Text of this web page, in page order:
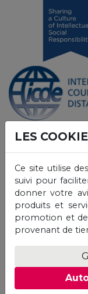
LES
Ce site utilise
suivi pour
donner votre
produits et
promotion et
provenant de